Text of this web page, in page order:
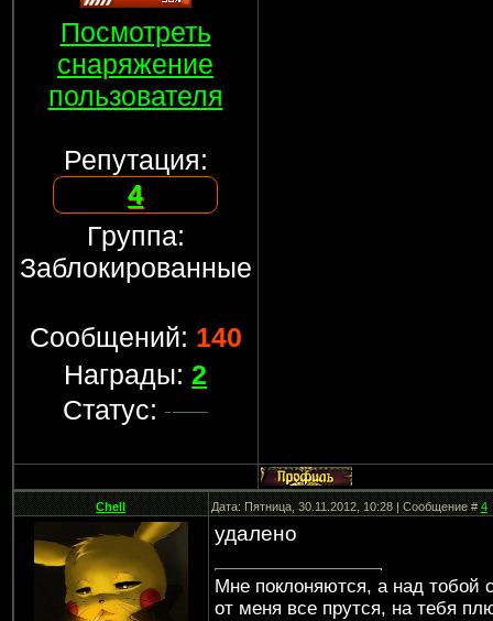
Посмотреть
снаряжение
пользователя
Репутация:
4
Группа:
Заблокированные
Сообщений: 140
Награды:2
Статус:
Chell Дата: Пятница, 30.11.2012, 10:28 | Сообщение #4
удалено
Мне поклоняются, а над тобой
от меня все прутся, на тебя